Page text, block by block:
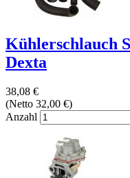
Kühlerschlauch
Dexta
38,08 €
(Netto 32,00 €)
Anzahl